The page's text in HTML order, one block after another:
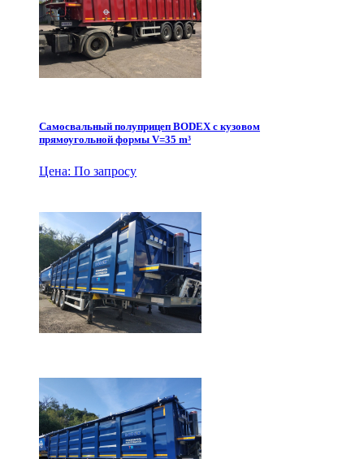
Самосвальный полуприцеп BODEX с кузовом
прямоугольной формы V=35 m³
Цена: По запросу